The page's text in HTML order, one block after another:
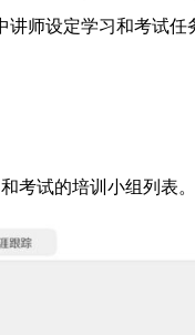
师设定学习和考试任
考试的培训小组列表。